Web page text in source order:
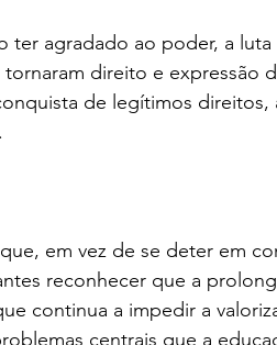
ter agradado ao poder, a
direito e expressão
de legítimos
em vez de se deter em
reconhecer que a
continua a impedir a
centrais que a